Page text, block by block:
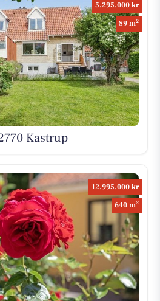
5.295.000 kr
89 m2
Kastrup
12.995.000 kr
640 m2